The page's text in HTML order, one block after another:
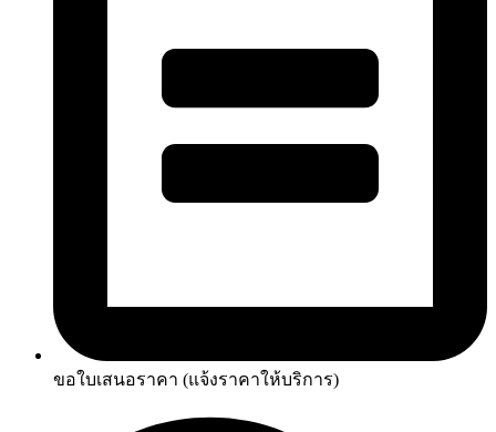
ขอใบเสนอราคา (แจ้งราคาให้บริการ)​